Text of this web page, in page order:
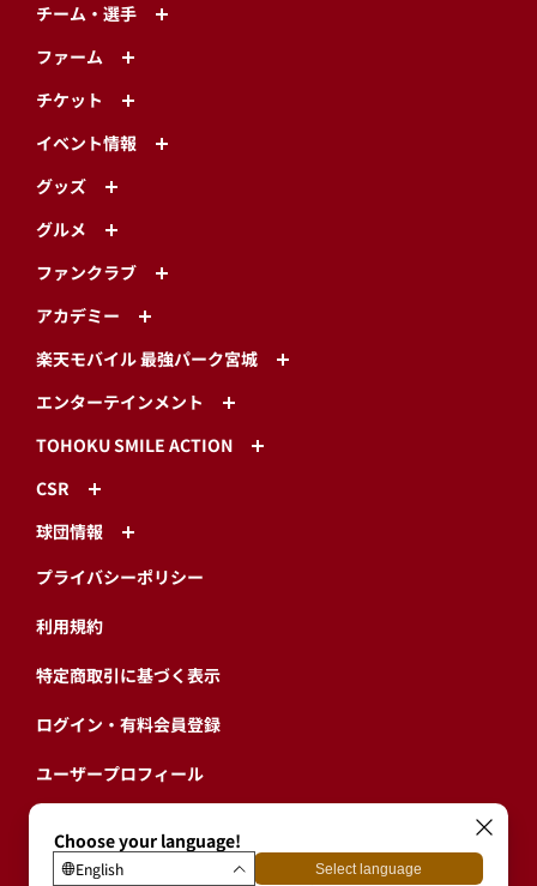
チーム・選手
ファーム
チケット
イベント情報
グッズ
グルメ
ファンクラブ
アカデミー
楽天モバイル 最強パーク宮城
エンターテインメント
TOHOKU SMILE ACTION
CSR
球団情報
プライバシーポリシー
利用規約
特定商取引に基づく表示
ログイン・有料会員登録
ユーザープロフィール
退会